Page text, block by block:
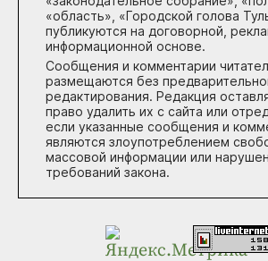
«область», «Городской голова
публикуются на договорной,
информационной основе.
Сообщения и комментарии
размещаются без
редактирования. Редакция
право удалить их с сайта или
если указанные сообщения и
являются злоупотреблением
массовой информации или
требований закона.